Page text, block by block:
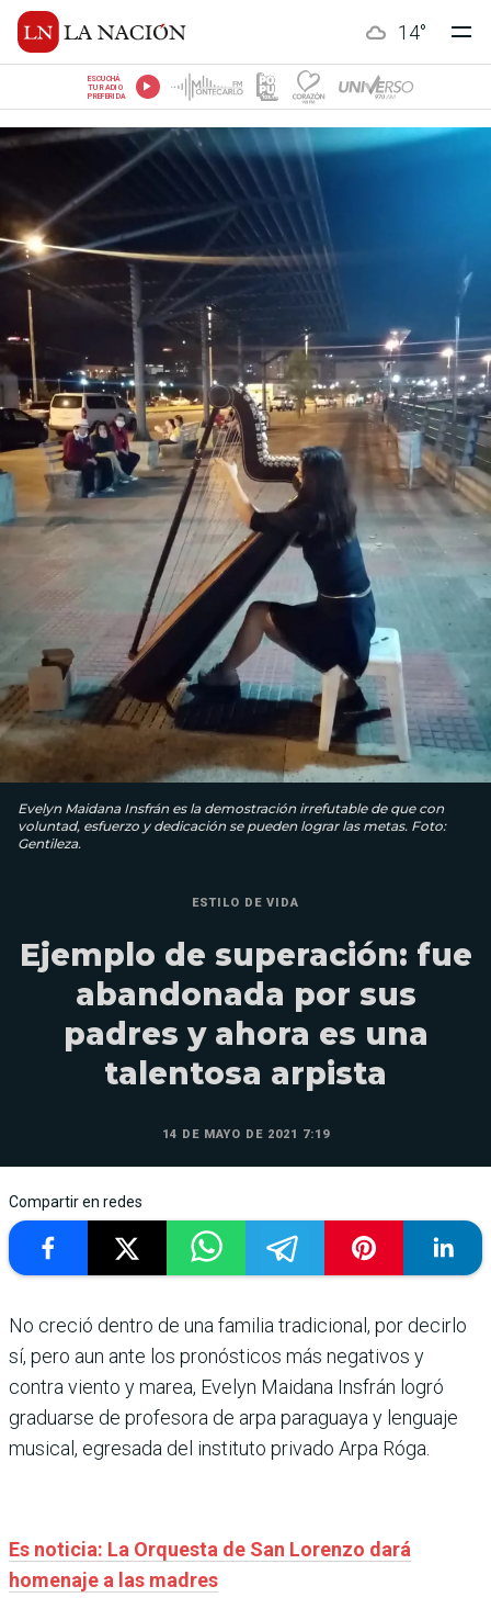
14°
ESCUCHÁ
TU RADIO
PREFERIDA
Evelyn Maidana Insfrán es la demostración irrefutable de que con
voluntad, esfuerzo y dedicación se pueden lograr las metas. Foto:
Gentileza.
ESTILO DE VIDA
Ejemplo de superación: fue
abandonada por sus
padres y ahora es una
talentosa arpista
14 DE MAYO DE 2021 7:19
Compartir en redes
No creció dentro de una familia tradicional, por decirlo
sí, pero aun ante los pronósticos más negativos y
contra viento y marea, Evelyn Maidana Insfrán logró
graduarse de profesora de arpa paraguaya y lenguaje
musical, egresada del instituto privado Arpa Róga.
Es noticia: La Orquesta de San Lorenzo dará
homenaje a las madres